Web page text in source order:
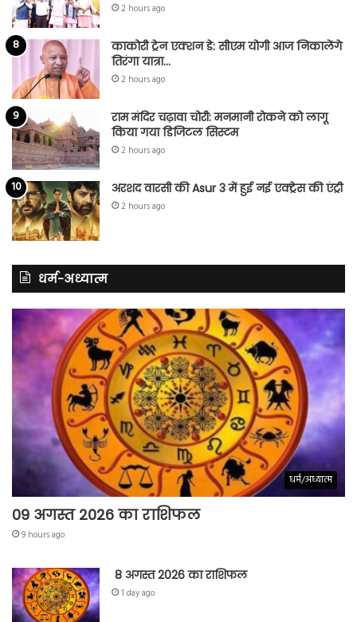
2 hours ago
काकोरी ट्रेन एक्शन डे: सीएम योगी आज निकालेंगे
तिरंगा यात्रा…
2 hours ago
राम मंदिर चढ़ावा चोरी: मनमानी रोकने को लागू
किया गया डिजिटल सिस्टम
2 hours ago
अरशद वारसी की Asur 3 में हुई नई एक्ट्रेस की एंट्री
2 hours ago
धर्म-अध्यात्म
धर्म/अध्यात्म
09 अगस्त 2026 का राशिफल
9 hours ago
8 अगस्त 2026 का राशिफल
1 day ago